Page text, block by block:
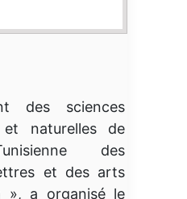
des sciences
et naturelles de
des
et des arts
», a organisé le